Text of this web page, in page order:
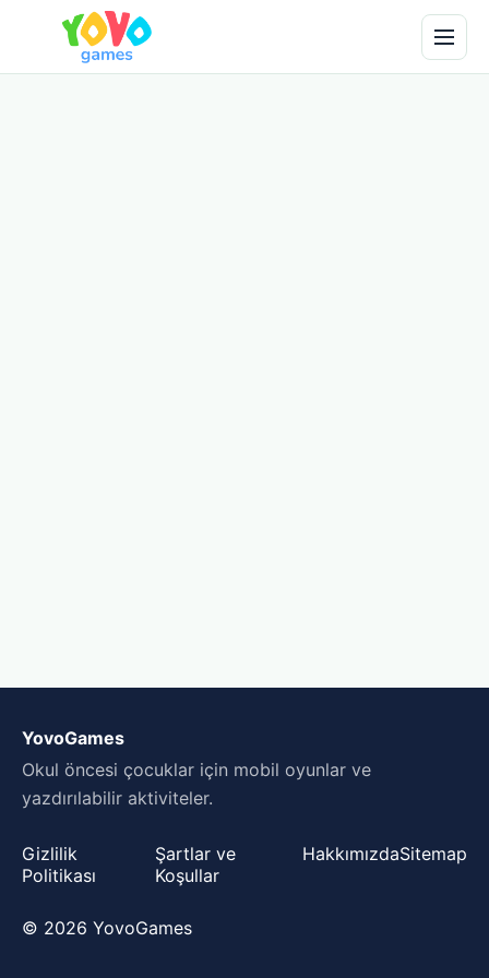
YovoGames
Okul öncesi çocuklar için mobil oyunlar ve
yazdırılabilir aktiviteler.
Gizlilik
Politikası
Şartlar ve
Koşullar
HakkımızdaSitemap
© 2026 YovoGames